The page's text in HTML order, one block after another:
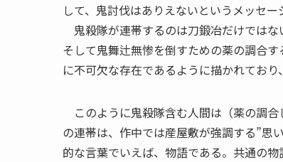
して、鬼討伐はありえないというメッセー
鬼殺隊が連帯するのは刀鍛冶だけではな
そして鬼舞辻無惨を倒すための薬の調合
に不可欠な存在であるように描かれてお
このように鬼殺隊含む人間は（薬の調
の連帯は、作中では産屋敷が強調する”思
的な言葉でいえば、物語である。共通の